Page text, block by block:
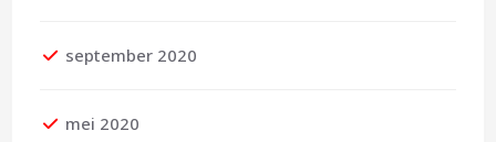
september 2020
mei 2020